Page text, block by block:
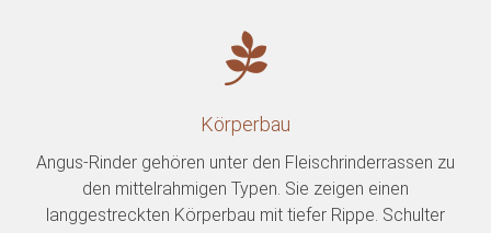
Körperbau
Angus-Rinder gehören unter den Fleischrinderrassen zu
den mittelrahmigen Typen. Sie zeigen einen
langgestreckten Körperbau mit tiefer Rippe. Schulter